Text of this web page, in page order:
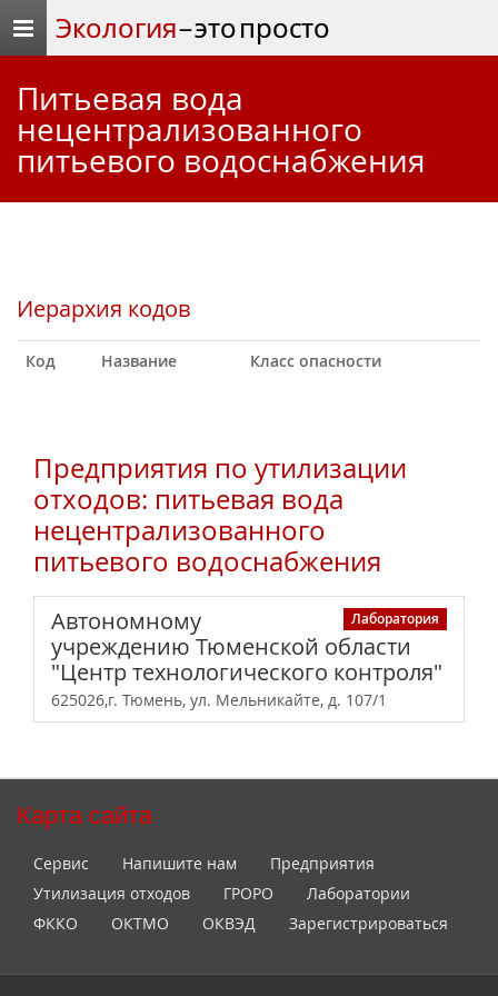
Экология– это просто
питьевая вода
нецентрализованного
питьевого водоснабжения
Иерархия кодов
Код Название Класс опасности
Предприятия по утилизации
отходов: питьевая вода
нецентрализованного
питьевого водоснабжения
Лаборатория
Автономному
учреждению Тюменской области
"Центр технологического контроля"
625026,г. Тюмень, ул. Мельникайте, д. 107/1
Карта сайта
Сервис Напишите нам
Предприятия
Утилизация отходов
ГРОРО
Лаборатории
ФККО
ОКТМО ОКВЭД Зарегистрироваться